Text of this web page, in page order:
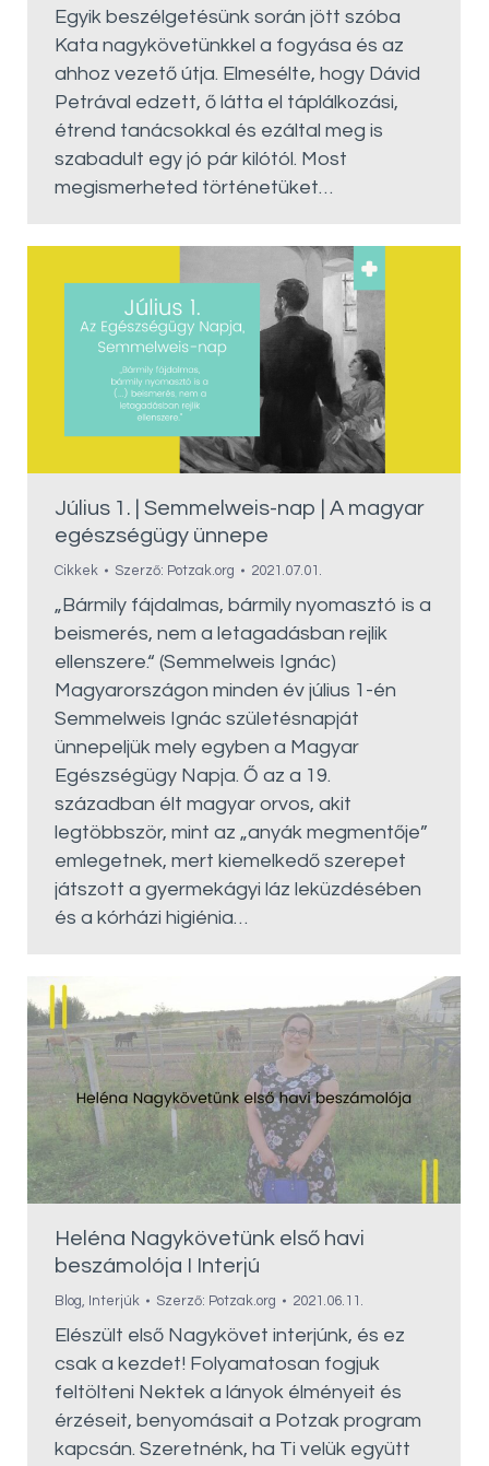
Egyik beszélgetésünk során jött szóba
Kata nagykövetünkkel a fogyása és az
ahhoz vezető útja. Elmesélte, hogy Dávid
Petrával edzett, ő látta el táplálkozási,
étrend tanácsokkal és ezáltal meg is
szabadult egy jó pár kilótól. Most
megismerheted történetüket…
Július 1. | Semmelweis-nap | A magyar
egészségügy ünnepe
Cikkek Szerző: Potzak.org 2021.07.01.
„Bármily fájdalmas, bármily nyomasztó is a
beismerés, nem a letagadásban rejlik
ellenszere.“ (Semmelweis Ignác)
Magyarországon minden év július 1-én
Semmelweis Ignác születésnapját
ünnepeljük mely egyben a Magyar
Egészségügy Napja. Ő az a 19.
században élt magyar orvos, akit
legtöbbször, mint az „anyák megmentője”
emlegetnek, mert kiemelkedő szerepet
játszott a gyermekágyi láz leküzdésében
és a kórházi higiénia…
Heléna Nagykövetünk első havi
beszámolója I Interjú
Blog, Interjúk Szerző: Potzak.org 2021.06.11.
Elészült első Nagykövet interjúnk, és ez
csak a kezdet! Folyamatosan fogjuk
feltölteni Nektek a lányok élményeit és
érzéseit, benyomásait a Potzak program
kapcsán. Szeretnénk, ha Ti velük együtt